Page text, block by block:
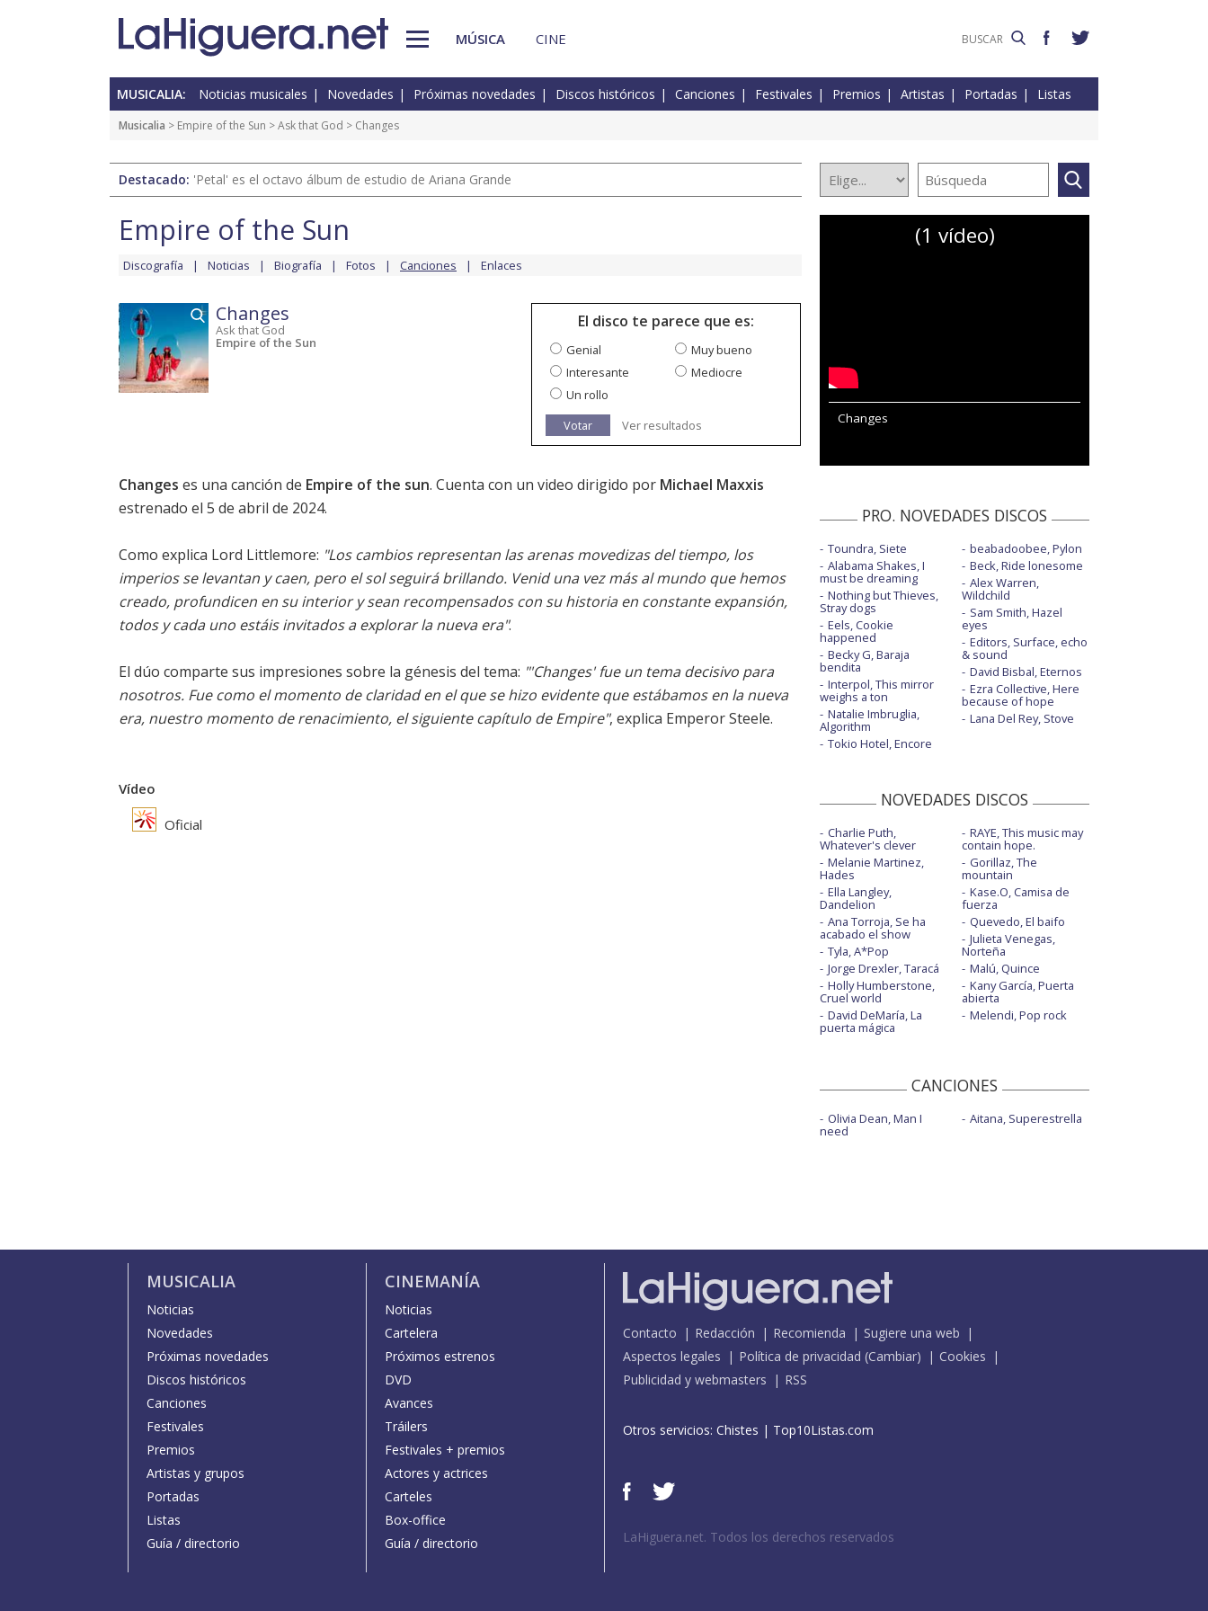
MÚSICA CINE
MUSICALIA: Noticias musicales Novedades Próximas novedades Discos históricos Canciones Festivales Premios Artistas Portadas Listas
Musicalia > Empire of the Sun >Ask that God > Changes
Destacado: 'Petal' es el octavo álbum de estudio de Ariana Grande
Empire of the Sun
Discografía Noticias Biografía Fotos Canciones Enlaces
Changes
Ask that God
Empire of the Sun
El disco te parece que es:
Genial
Muy bueno
Interesante
Mediocre
Un rollo
Votar
Ver resultados
Changes es una canción de Empire of the sun. Cuenta con un video dirigido por Michael Maxxis
estrenado el 5 de abril de 2024.
Como explica Lord Littlemore: "Los cambios representan las arenas movedizas del tiempo, los
imperios se levantan y caen, pero el sol seguirá brillando. Venid una vez más al mundo que hemos
creado, profundicen en su interior y sean recompensados con su historia en constante expansión,
todos y cada uno estáis invitados a explorar la nueva era".
El dúo comparte sus impresiones sobre la génesis del tema: "'Changes' fue un tema decisivo para
nosotros. Fue como el momento de claridad en el que se hizo evidente que estábamos en la nueva
era, nuestro momento de renacimiento, el siguiente capítulo de Empire", explica Emperor Steele.
Vídeo
Oficial
(1 vídeo)
Changes
PRO. NOVEDADES DISCOS
Toundra, Siete
Alabama Shakes, I
must be dreaming
Nothing but Thieves,
Stray dogs
Eels, Cookie
happened
Becky G, Baraja
bendita
Interpol, This mirror
weighs a ton
Natalie Imbruglia,
Algorithm
Tokio Hotel, Encore
beabadoobee, Pylon
Beck, Ride lonesome
Alex Warren,
Wildchild
Sam Smith, Hazel
eyes
Editors, Surface, echo
& sound
David Bisbal, Eternos
Ezra Collective, Here
because of hope
Lana Del Rey, Stove
NOVEDADES DISCOS
Charlie Puth,
Whatever's clever
Melanie Martinez,
Hades
Ella Langley,
Dandelion
Ana Torroja, Se ha
acabado el show
Tyla, A*Pop
Jorge Drexler, Taracá
Holly Humberstone,
Cruel world
David DeMaría, La
puerta mágica
RAYE, This music may
contain hope.
Gorillaz, The
mountain
Kase.O, Camisa de
fuerza
Quevedo, El baifo
Julieta Venegas,
Norteña
Malú, Quince
Kany García, Puerta
abierta
Melendi, Pop rock
CANCIONES
Olivia Dean, Man I
need
Aitana, Superestrella
MUSICALIA
Noticias
Novedades
Próximas novedades
Discos históricos
Canciones
Festivales
Premios
Artistas y grupos
Portadas
Listas
Guía / directorio
CINEMANÍA
Noticias
Cartelera
Próximos estrenos
DVD
Avances
Tráilers
Festivales + premios
Actores y actrices
Carteles
Box-office
Guía / directorio
Contacto Redacción Recomienda
Sugiere una web
Aspectos legales
Política de privacidad (Cambiar)
Cookies
Publicidad y webmasters
RSS
Otros servicios: Chistes | Top10Listas.com
LaHiguera.net. Todos los derechos reservados